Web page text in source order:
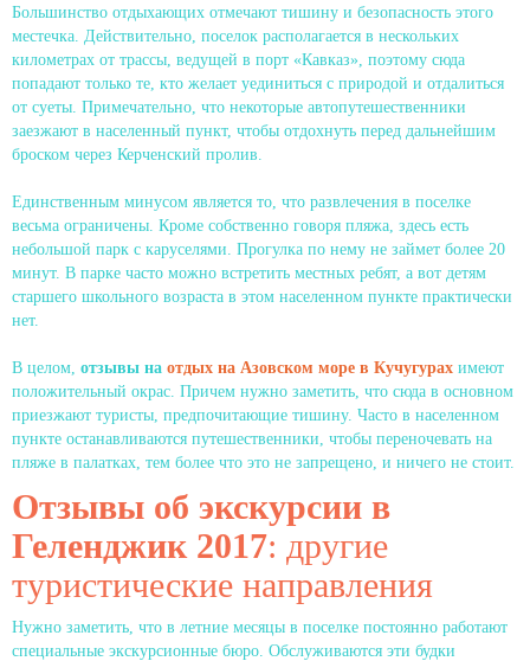
Большинство отдыхающих отмечают тишину и безопасность этого
местечка. Действительно, поселок располагается в нескольких
километрах от трассы, ведущей в порт «Кавказ», поэтому сюда
попадают только те, кто желает уединиться с природой и отдалиться
от суеты. Примечательно, что некоторые автопутешественники
заезжают в населенный пункт, чтобы отдохнуть перед дальнейшим
броском через Керченский пролив.
Единственным минусом является то, что развлечения в поселке
весьма ограничены. Кроме собственно говоря пляжа, здесь есть
небольшой парк с каруселями. Прогулка по нему не займет более 20
минут. В парке часто можно встретить местных ребят, а вот детям
старшего школьного возраста в этом населенном пункте практически
нет.
В целом, отзывы на отдых на Азовском море в Кучугурах имеют
положительный окрас. Причем нужно заметить, что сюда в основном
приезжают туристы, предпочитающие тишину. Часто в населенном
пункте останавливаются путешественники, чтобы переночевать на
пляже в палатках, тем более что это не запрещено, и ничего не стоит.
Отзывы об экскурсии в
Геленджик 2017: другие
туристические направления
Нужно заметить, что в летние месяцы в поселке постоянно работают
специальные экскурсионные бюро. Обслуживаются эти будки